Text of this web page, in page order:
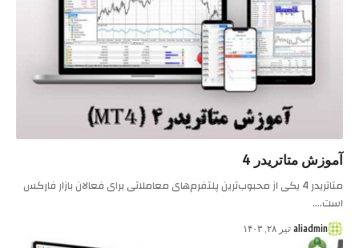
آموزش متاتریدر 4
متاتریدر 4 یکی از محبوب‌ترین پلتفرم‌های معاملاتی برای فعالان بازار فارکس
است.…
aliadmin تیر ۲۸, ۱۴۰۳